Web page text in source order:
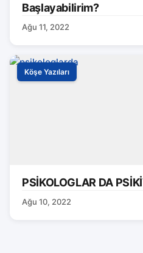
Başlayabilirim?
Ağu 11, 2022
Köşe Yazıları
PSİKOLOGLAR DA
Ağu 10, 2022